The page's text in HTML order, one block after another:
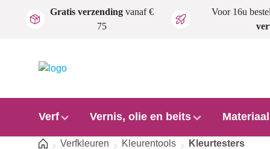
Ga naar de hoofdinhoud
Gratis verzendingvanaf €
75
Voor 16u
Verf Vernis, olie en beits
HomeVerfkleuren Kleurentools Kleurtesters